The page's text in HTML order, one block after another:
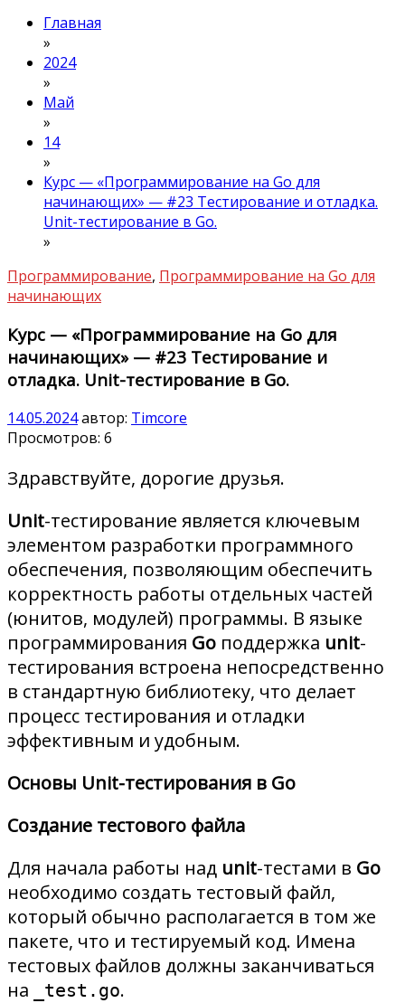
Главная
»
2024
»
Май
»
14
»
Курс — «Программирование на Go для
начинающих» — #23 Тестирование и отладка.
Unit-тестирование в Go.
»
Программирование, Программирование на Go для
начинающих
Курс — «Программирование на Go для
начинающих» — #23 Тестирование и
отладка. Unit-тестирование в Go.
14.05.2024автор: Timcore
Просмотров: 6
Здравствуйте, дорогие друзья.
Unit-тестирование является ключевым
элементом разработки программного
обеспечения, позволяющим обеспечить
корректность работы отдельных частей
(юнитов, модулей) программы. В языке
программирования Go поддержка unit-
тестирования встроена непосредственно
в стандартную библиотеку, что делает
процесс тестирования и отладки
эффективным и удобным.
Основы Unit-тестирования в Go
Создание тестового файла
Для начала работы над unit-тестами в Go
необходимо создать тестовый файл,
который обычно располагается в том же
пакете, что и тестируемый код. Имена
тестовых файлов должны заканчиваться
на
_test.go.